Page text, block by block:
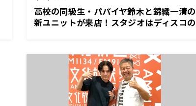
高校の同級生・パパイヤ鈴木と錦織一清の
新ユニットが来店！スタジオはディスコの